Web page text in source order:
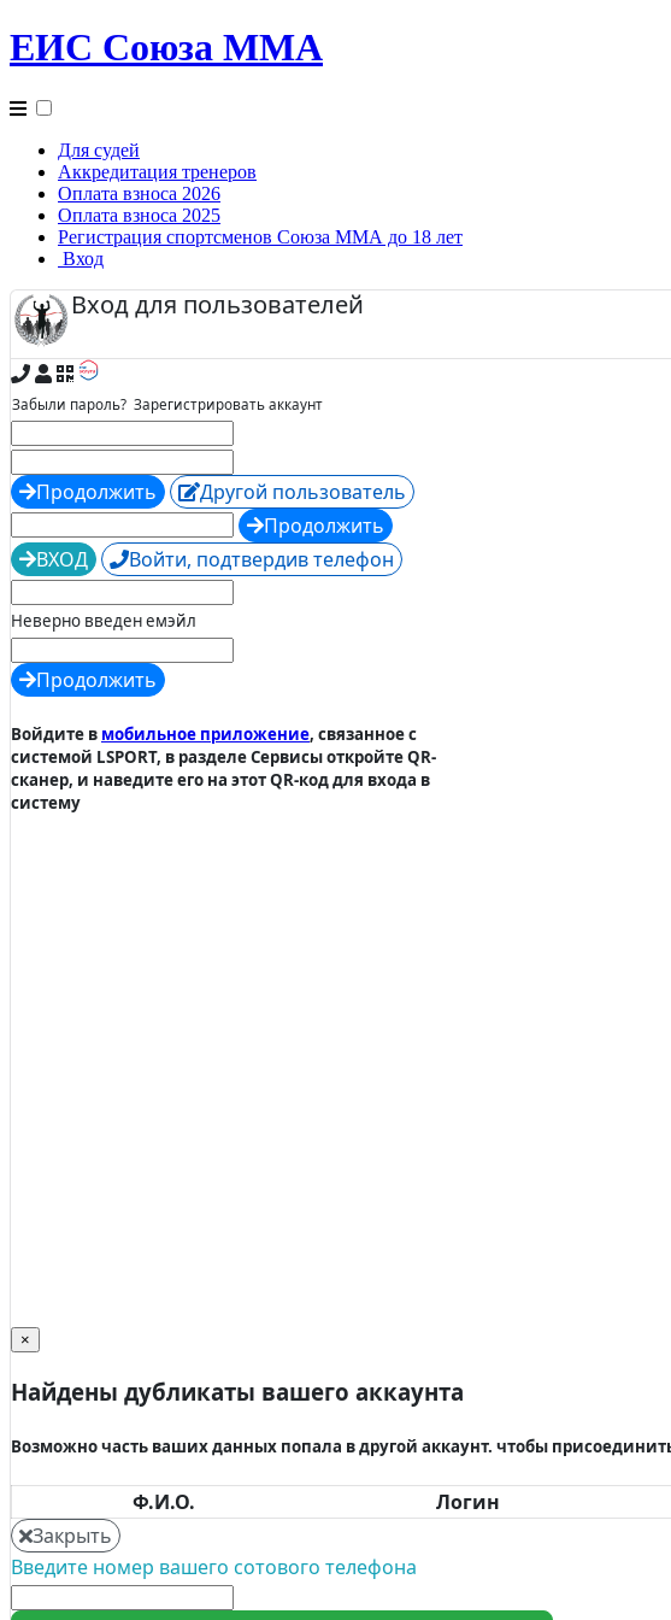
ЕИС Союза ММА
Для судей
Аккредитация тренеров
Оплата взноса 2026
Оплата взноса 2025
Регистрация спортсменов Союза ММА до 18 лет
Вход
Вход для пользователей
Забыли пароль? Зарегистрировать аккаунт
Продолжить
Другой пользователь
Продолжить
ВХОД
Войти, подтвердив телефон
Неверно введен емэйл
Продолжить
Войдите в мобильное приложение, связанное с
системой LSPORT, в разделе Сервисы откройте QR-
сканер, и наведите его на этот QR-код для входа в
систему
×
Найдены дубликаты вашего аккаунта
Возможно часть ваших данных попала в другой аккаунт. чтобы
Ф.И.О. Логин
Закрыть
Введите номер вашего сотового телефона